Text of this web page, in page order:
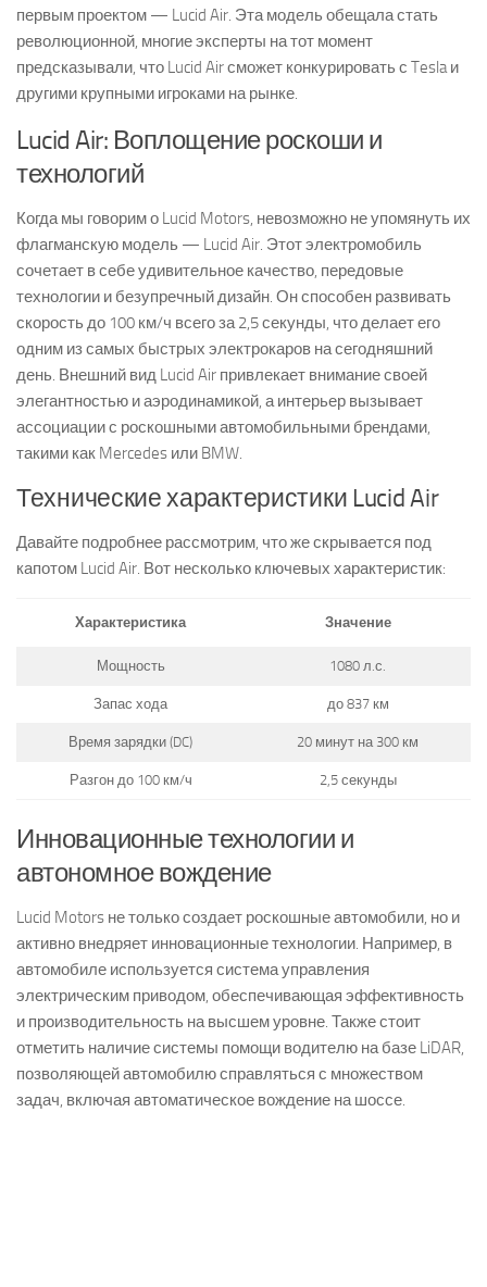
первым проектом — Lucid Air. Эта модель обещала стать
революционной, многие эксперты на тот момент
предсказывали, что Lucid Air сможет конкурировать с Tesla и
другими крупными игроками на рынке.
Lucid Air: Воплощение роскоши и
технологий
Когда мы говорим о Lucid Motors, невозможно не упомянуть их
флагманскую модель — Lucid Air. Этот электромобиль
сочетает в себе удивительное качество, передовые
технологии и безупречный дизайн. Он способен развивать
скорость до 100 км/ч всего за 2,5 секунды, что делает его
одним из самых быстрых электрокаров на сегодняшний
день. Внешний вид Lucid Air привлекает внимание своей
элегантностью и аэродинамикой, а интерьер вызывает
ассоциации с роскошными автомобильными брендами,
такими как Mercedes или BMW.
Технические характеристики Lucid Air
Давайте подробнее рассмотрим, что же скрывается под
капотом Lucid Air. Вот несколько ключевых характеристик:
Характеристика Значение
Мощность 1080 л.с.
Запас хода до 837 км
Время зарядки (DC) 20 минут на 300 км
Разгон до 100 км/ч 2,5 секунды
Инновационные технологии и
автономное вождение
Lucid Motors не только создает роскошные автомобили, но и
активно внедряет инновационные технологии. Например, в
автомобиле используется система управления
электрическим приводом, обеспечивающая эффективность
и производительность на высшем уровне. Также стоит
отметить наличие системы помощи водителю на базе LiDAR,
позволяющей автомобилю справляться с множеством
задач, включая автоматическое вождение на шоссе.